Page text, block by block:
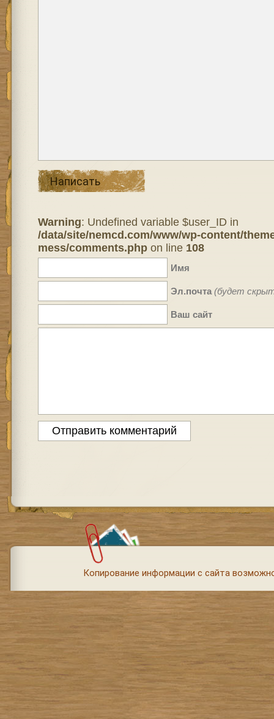
Написать
Warning: Undefined variable $user_ID in
/data/site/nemcd.com/www/wp-content/
mess/comments.phpon line 108
Имя
Эл.почта (будет
Ваш сайт
Копирование информации с сайта